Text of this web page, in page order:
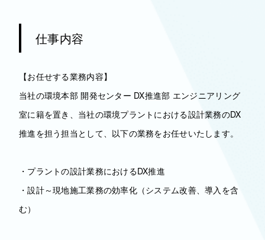
仕事内容
【お任せする業務内容】
当社の環境本部 開発センター DX推進部 エンジニアリング
室に籍を置き、当社の環境プラントにおける設計業務のDX
推進を担う担当として、以下の業務をお任せいたします。
・プラントの設計業務におけるDX推進
・設計～現地施工業務の効率化（システム改善、導入を含
む）